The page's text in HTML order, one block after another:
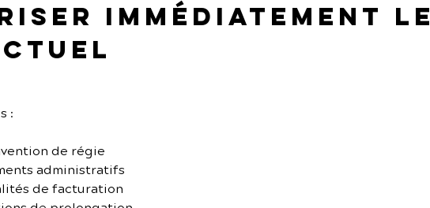
immédiatement
:
de régie
administratifs
de facturation